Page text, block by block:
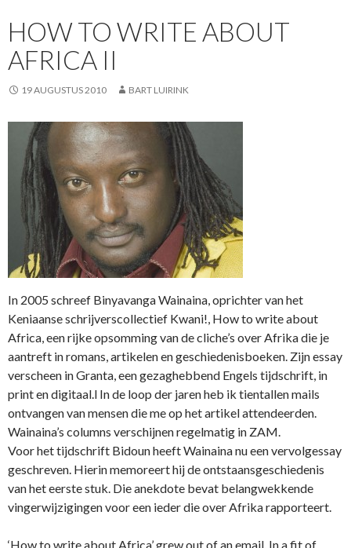
HOW TO WRITE ABOUT
AFRICA II
19 AUGUSTUS 2010 BART LUIRINK
In 2005 schreef Binyavanga Wainaina, oprichter van het
Keniaanse schrijverscollectief Kwani!, How to write about
Africa, een rijke opsomming van de cliche’s over Afrika die je
aantreft in romans, artikelen en geschiedenisboeken. Zijn essay
verscheen in Granta, een gezaghebbend Engels tijdschrift, in
print en digitaal.l In de loop der jaren heb ik tientallen mails
ontvangen van mensen die me op het artikel attendeerden.
Wainaina’s columns verschijnen regelmatig in ZAM.
Voor het tijdschrift Bidoun heeft Wainaina nu een vervolgessay
geschreven. Hierin memoreert hij de ontstaansgeschiedenis
van het eerste stuk. Die anekdote bevat belangwekkende
vingerwijzigingen voor een ieder die over Afrika rapporteert.
‘How to write about Africa’ grew out of an email. In a fit of